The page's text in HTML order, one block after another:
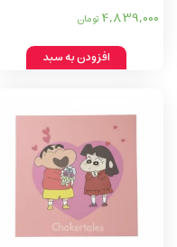
4,839,000 تومان
افزودن به سبد